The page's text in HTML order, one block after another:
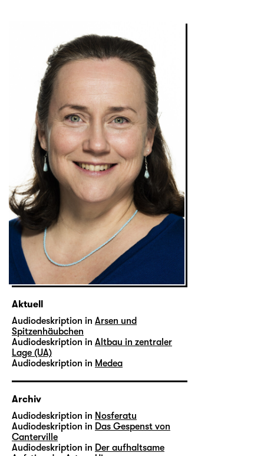
Aktuell
Audiodeskription in Arsen und
Spitzenhäubchen
Audiodeskription in Altbau in zentraler
Lage (UA)
Audiodeskription in Medea
Archiv
Audiodeskription in Nosferatu
Audiodeskription in Das Gespenst von
Canterville
Audiodeskription in Der aufhaltsame